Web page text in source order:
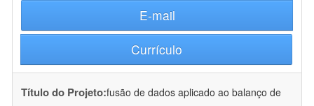
E-mail
Currículo
Título do Projeto:fusão de dados aplicado ao balanço de